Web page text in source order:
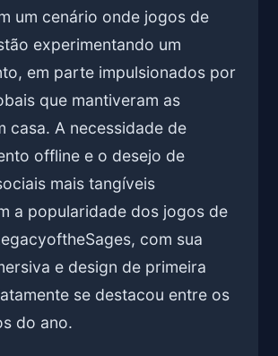
um cenário onde jogos de
experimentando um
em parte impulsionados por
que mantiveram as
casa. A necessidade de
offline e o desejo de
mais tangíveis
a popularidade dos jogos de
com sua
e design de primeira
se destacou entre os
do ano.